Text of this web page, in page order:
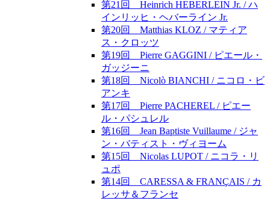
第21回 Heinrich HEBERLEIN Jr. / ハ
インリッヒ・ヘバーライン Jr.
第20回 Matthias KLOZ / マティア
ス・クロッツ
第19回 Pierre GAGGINI / ピエール・
ガッジーニ
第18回 Nicolò BIANCHI / ニコロ・ビ
アンキ
第17回 Pierre PACHEREL / ピエー
ル・パシュレル
第16回 Jean Baptiste Vuillaume / ジャ
ン・バティスト・ヴィヨーム
第15回 Nicolas LUPOT / ニコラ・リ
ュポ
第14回 CARESSA & FRANÇAIS / カ
レッサ＆フランセ